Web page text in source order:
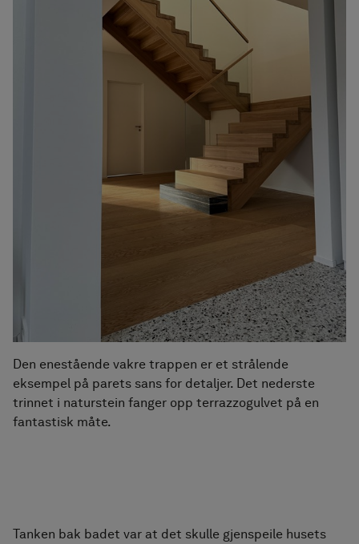
Den enestående vakre trappen er et strålende
eksempel på parets sans for detaljer. Det nederste
trinnet i naturstein fanger opp terrazzogulvet på en
fantastisk måte.
Tanken bak badet var at det skulle gjenspeile husets